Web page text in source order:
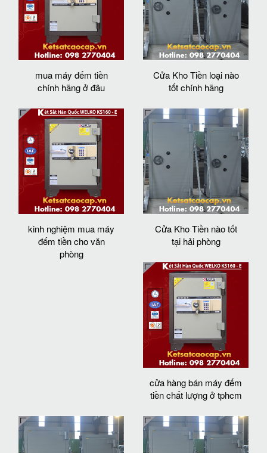
mua máy đếm tiền
chính hãng ở đâu
Cửa Kho Tiền loại nào
tốt chính hãng
kinh nghiệm mua máy
đếm tiền cho văn
phòng
Cửa Kho Tiền nào tốt
tại hải phòng
cửa hàng bán máy đếm
tiền chất lượng ở tphcm